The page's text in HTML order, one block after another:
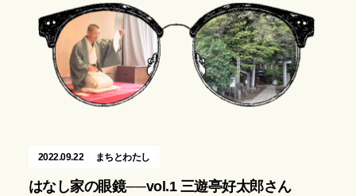
2022.09.22 まちとわたし
はなし家の眼鏡──vol.1 三遊亭好太郎さん